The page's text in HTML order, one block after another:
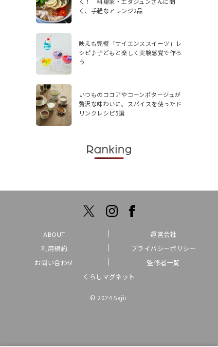
く、手軽なアレンジ2品
映えも完璧「サイエンススイーツ」レ
シピ♪子どもと楽しく実験感覚で作ろ
う
いつものココアやコーンポタージュが
贅沢な味わいに。スパイスを使ったド
リンクレシピ5選
ABOUT
運営会社
利用規約
プライバシーポリシー
お問い合わせ
監修者一覧
くらしマグネット
© 2024 Saji+